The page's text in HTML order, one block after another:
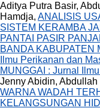
Aditya Putra Basir,
Hamdja, ANALISIS
SISTEM KERAMBA
PANTAI PASIR
BANDA KABUPATEN
Ilmu Perikanan dan
MUNGGAI : Jurnal
Jenny Abidin,
WARNA WADAH
KELANGSUNGAN